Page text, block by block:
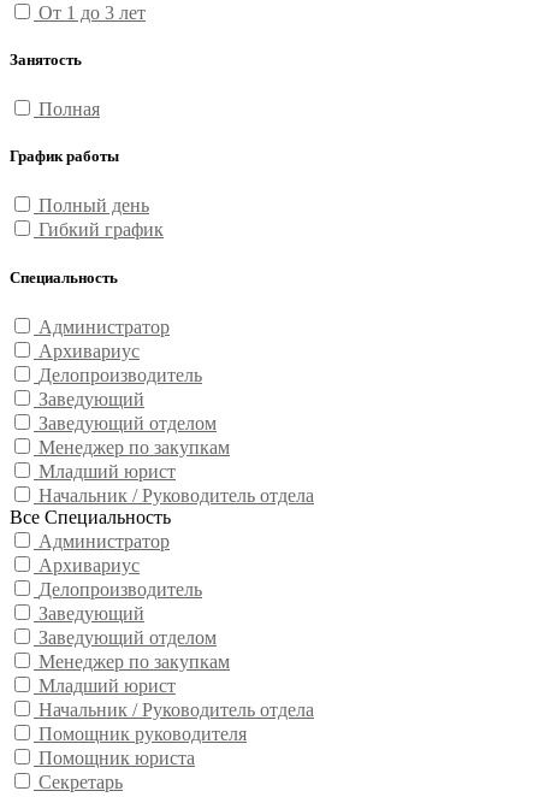
От 1 до 3 лет
Занятость
Полная
График работы
Полный день
Гибкий график
Специальность
Администратор
Архивариус
Делопроизводитель
Заведующий
Заведующий отделом
Менеджер по закупкам
Младший юрист
Начальник / Руководитель отдела
Все Специальность
Администратор
Архивариус
Делопроизводитель
Заведующий
Заведующий отделом
Менеджер по закупкам
Младший юрист
Начальник / Руководитель отдела
Помощник руководителя
Помощник юриста
Секретарь